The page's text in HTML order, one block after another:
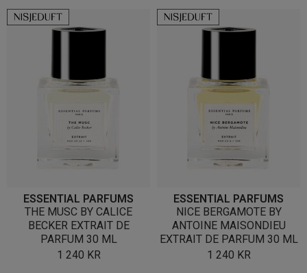
ESSENTIAL PARFUMS
THE MUSC BY CALICE
BECKER EXTRAIT DE
PARFUM 30 ML
1 240 KR
ESSENTIAL PARFUMS
NICE BERGAMOTE BY
ANTOINE MAISONDIEU
EXTRAIT DE PARFUM 30 ML
1 240 KR